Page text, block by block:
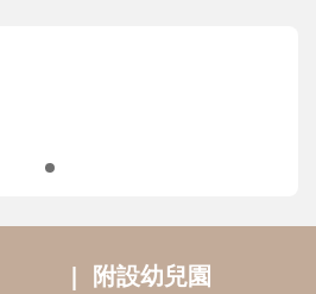
附設幼兒園